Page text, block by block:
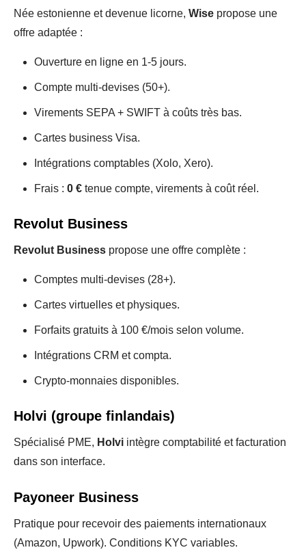
Née estonienne et devenue licorne, Wise propose une
offre adaptée :
Ouverture en ligne en 1-5 jours.
Compte multi-devises (50+).
Virements SEPA + SWIFT à coûts très bas.
Cartes business Visa.
Intégrations comptables (Xolo, Xero).
Frais : 0 € tenue compte, virements à coût réel.
Revolut Business
Revolut Business propose une offre complète :
Comptes multi-devises (28+).
Cartes virtuelles et physiques.
Forfaits gratuits à 100 €/mois selon volume.
Intégrations CRM et compta.
Crypto-monnaies disponibles.
Holvi (groupe finlandais)
Spécialisé PME, Holvi intègre comptabilité et facturation
dans son interface.
Payoneer Business
Pratique pour recevoir des paiements internationaux
(Amazon, Upwork). Conditions KYC variables.